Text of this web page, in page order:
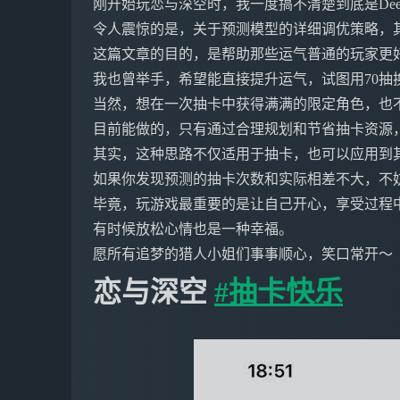
刚开始玩恋与深空时，我一度搞不清楚到底是
令人震惊的是，关于预测模型的详细调优策略
这篇文章的目的，是帮助那些运气普通的玩家更
我也曾举手，希望能直接提升运气，试图用70抽
当然，想在一次抽卡中获得满满的限定角色，也
目前能做的，只有通过合理规划和节省抽卡资源
其实，这种思路不仅适用于抽卡，也可以应用到
如果你发现预测的抽卡次数和实际相差不大，
毕竟，玩游戏最重要的是让自己开心，享受过
有时候放松心情也是一种幸福。
愿所有追梦的猎人小姐们事事顺心，笑口常开～
恋与深空 #抽卡快乐